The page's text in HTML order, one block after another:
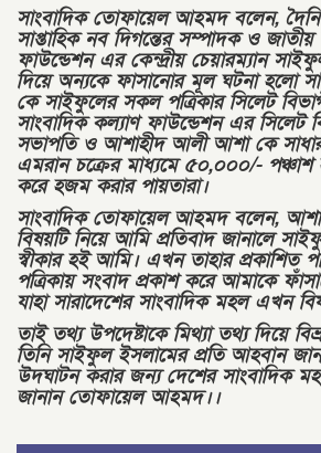
সাংবাদিক তোফায়েল আহমদ বলেন,
সাপ্তাহিক নব দিগন্তের সম্পাদক ও জাতীয়
ফাউন্ডেশন এর কেন্দ্রীয় চেয়ারম্যান
দিয়ে অন্যকে ফাসানোর মূল ঘটনা হলো
কে সাইফুলের সকল পত্রিকার সিলেট
সাংবাদিক কল্যাণ ফাউন্ডেশন এর সিলেট
সভাপতি ও আশাহীদ আলী আশা কে
এমরান চক্রের মাধ্যমে ৫০,০০০/- পঞ্চাশ
করে হজম করার পায়তারা।
সাংবাদিক তোফায়েল আহমদ বলেন,
বিষয়টি নিয়ে আমি প্রতিবাদ জানালে
স্বীকার হই আমি। এখন তাহার প্রকাশিত
পত্রিকায় সংবাদ প্রকাশ করে আমাকে
যাহা সারাদেশের সাংবাদিক মহল এখন
তাই তথ্য উপদেষ্টাকে মিথ্যা তথ্য দিয়ে
তিনি সাইফুল ইসলামের প্রতি আহবান
উদঘাটন করার জন্য দেশের সাংবাদিক
জানান তোফায়েল আহমদ।।